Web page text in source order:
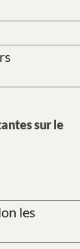
sur le
les